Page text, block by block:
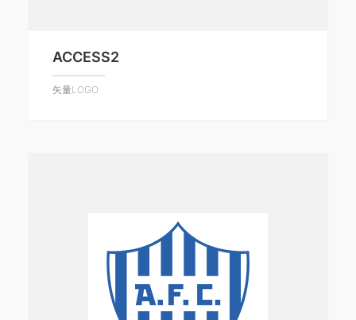
ACCESS2
矢量LOGO